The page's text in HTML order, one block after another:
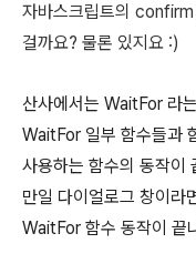
자바스크립트의 confirm
걸까요? 물론 있지요 :)
산사에서는 WaitFor 라
WaitFor 일부 함수들과
사용하는 함수의 동작이
만일 다이얼로그 창이라
WaitFor 함수 동작이 끝